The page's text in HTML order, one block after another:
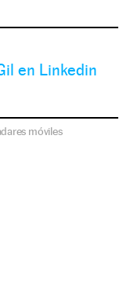
en Linkedin
móviles